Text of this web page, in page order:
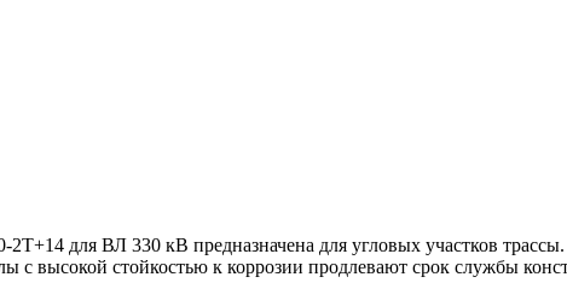
для ВЛ 330 кВ предназначена для угловых участков
с высокой стойкостью к коррозии продлевают срок службы